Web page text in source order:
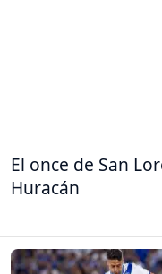
El once de San
Huracán